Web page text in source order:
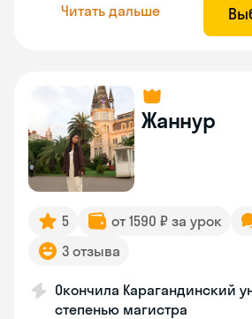
Читать дальше
Жаннур
5 от 1590 ₽ за урок
3 отзыва
Окончила Карагандинский
степенью магистра